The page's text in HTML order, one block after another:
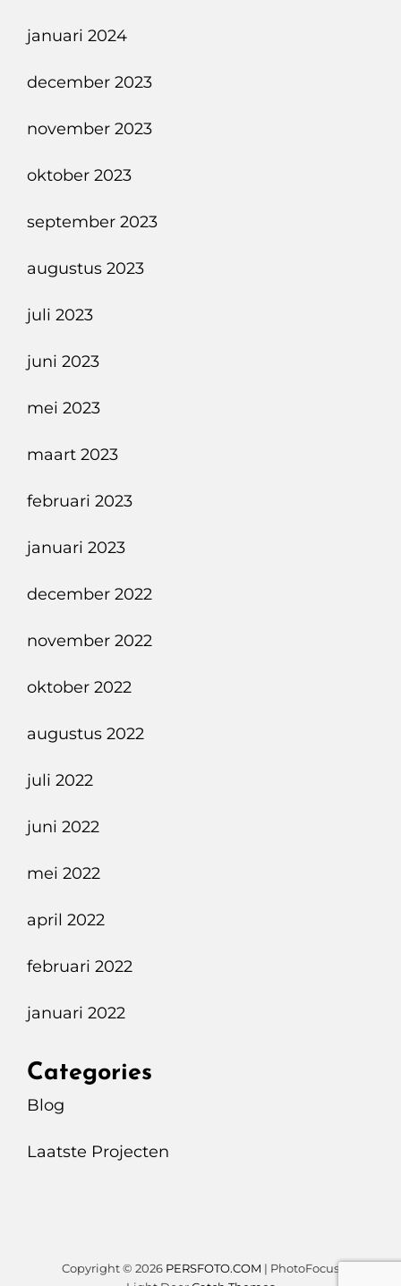
januari 2024
december 2023
november 2023
oktober 2023
september 2023
augustus 2023
juli 2023
juni 2023
mei 2023
maart 2023
februari 2023
januari 2023
december 2022
november 2022
oktober 2022
augustus 2022
juli 2022
juni 2022
mei 2022
april 2022
februari 2022
januari 2022
Categories
Blog
Laatste Projecten
Copyright © 2026 PERSFOTO.COM | PhotoFocus